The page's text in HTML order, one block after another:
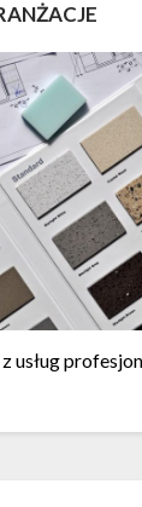
usług